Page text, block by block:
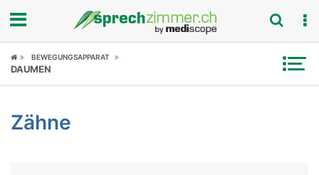
Fokus
Symptome
BEWEGUNGSAPPARAT
DAUMEN
Zähne